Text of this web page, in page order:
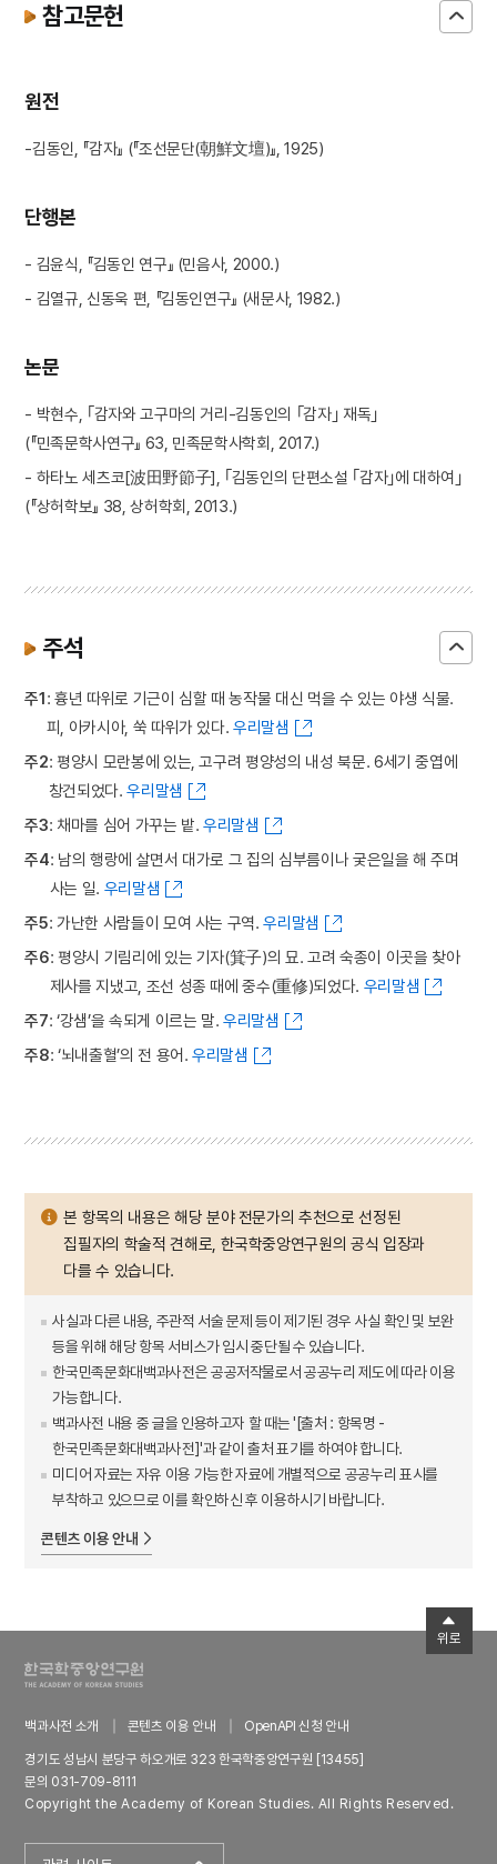
참고문헌
원전
-김동인, 『감자』 (『조선문단(朝鮮文壇)』, 1925)
단행본
- 김윤식, 『김동인 연구』 (민음사, 2000.)
- 김열규, 신동욱 편, 『김동인연구』 (새문사, 1982.)
논문
- 박현수, ｢감자와 고구마의 거리-김동인의 ｢감자｣ 재독｣
(『민족문학사연구』 63, 민족문학사학회, 2017.)
- 하타노 세츠코[波田野節子], ｢김동인의 단편소설 ｢감자｣에 대하여｣
(『상허학보』 38, 상허학회, 2013.)
주석
주1: 흉년 따위로 기근이 심할 때 농작물 대신 먹을 수 있는 야생 식물.
피, 아카시아, 쑥 따위가 있다.우리말샘
주2: 평양시 모란봉에 있는, 고구려 평양성의 내성 북문. 6세기 중엽에
창건되었다.우리말샘
주3: 채마를 심어 가꾸는 밭.우리말샘
주4: 남의 행랑에 살면서 대가로 그 집의 심부름이나 궂은일을 해 주며
사는 일. 우리말샘
주5: 가난한 사람들이 모여 사는 구역.우리말샘
주6: 평양시 기림리에 있는 기자(箕子)의 묘. 고려 숙종이 이곳을 찾아
제사를 지냈고, 조선 성종 때에 중수(重修)되었다. 우리말샘
주7: ‘강샘’을 속되게 이르는 말.우리말샘
주8: ‘뇌내출혈’의 전 용어.우리말샘
본 항목의 내용은 해당 분야 전문가의 추천으로 선정된
집필자의 학술적 견해로, 한국학중앙연구원의 공식 입장과
다를 수 있습니다.
사실과 다른 내용, 주관적 서술 문제 등이 제기된 경우 사실 확인 및 보완
등을 위해 해당 항목 서비스가 임시 중단될 수 있습니다.
한국민족문화대백과사전은 공공저작물로서 공공누리 제도에 따라 이용
가능합니다.
백과사전 내용 중 글을 인용하고자 할 때는 '[출처 : 항목명 -
한국민족문화대백과사전]'과 같이 출처 표기를 하여야 합니다.
미디어 자료는 자유 이용 가능한 자료에 개별적으로 공공누리 표시를
부착하고 있으므로 이를 확인하신 후 이용하시기 바랍니다.
콘텐츠 이용 안내
백과사전 소개 콘텐츠 이용 안내
OpenAPI 신청 안내
경기도 성남시 분당구 하오개로 323 한국학중앙연구원 [13455]
문의 031-709-8111
Copyright the Academy of Korean Studies. All Rights Reserved.
위로